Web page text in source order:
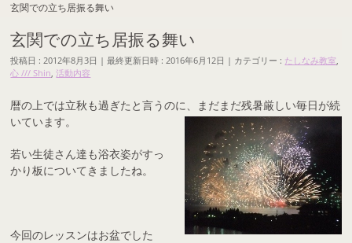
玄関での立ち居振る舞い
玄関での立ち居振る舞い
投稿日 : 2012年8月3日 最終更新日時 : 2016年6月12日 カテゴリー : たしなみ教室,
心 /// Shin,活動内容
暦の上では立秋も過ぎたと言うのに、まだまだ残暑厳しい毎日が続
いています。
若い生徒さん達も浴衣姿がすっ
かり板についてきましたね。
今回のレッスンはお盆でした